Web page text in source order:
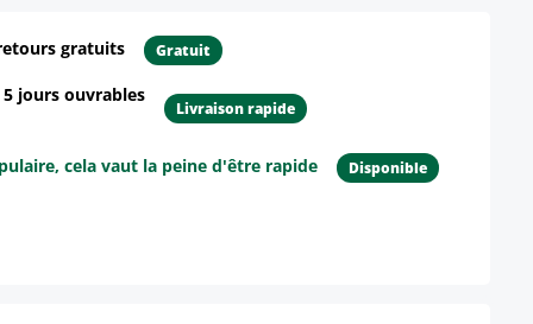
gratuits Gratuit
jours ouvrables
Livraison rapide
cela vaut la peine d'être rapide Disponible
le produit